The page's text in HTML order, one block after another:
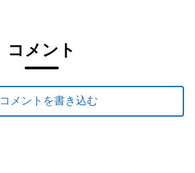
コメント
コメントを書き込む